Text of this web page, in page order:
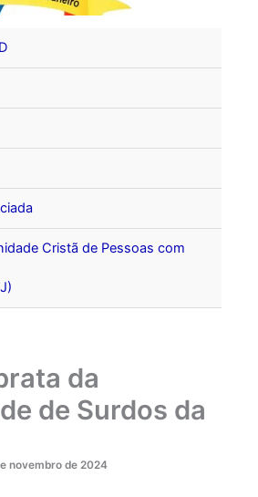
Cristã de Pessoas com
da
de Surdos da
novembro de 2024